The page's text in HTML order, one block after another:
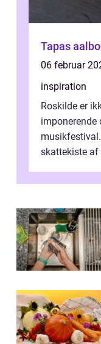
06 februar
inspiration
Roskilde er
imponerende
skattekiste af